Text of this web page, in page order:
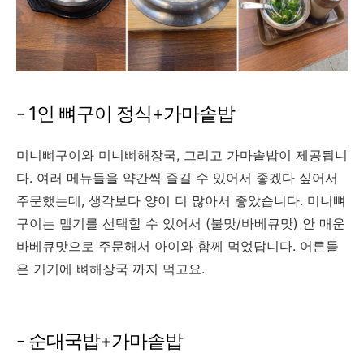
- 1인 뼈구이 정식+가마솥밥
미니뼈구이와 미니뼈해장국, 그리고 가마솥밥이 제공됩니
다. 여러 메뉴들을 약간씩 즐길 수 있어서 좋겠다 싶어서
주문했는데, 생각보다 양이 더 많아서 좋았습니다. 미니뼈
구이는 맵기를 선택할 수 있어서 (불맛/바베큐맛) 안 매운
바베큐맛으로 주문해서 아이와 함께 먹었답니다. 어른들
은 거기에 뼈해장국 까지 먹고요.
- 순대국밥+가마솥밥